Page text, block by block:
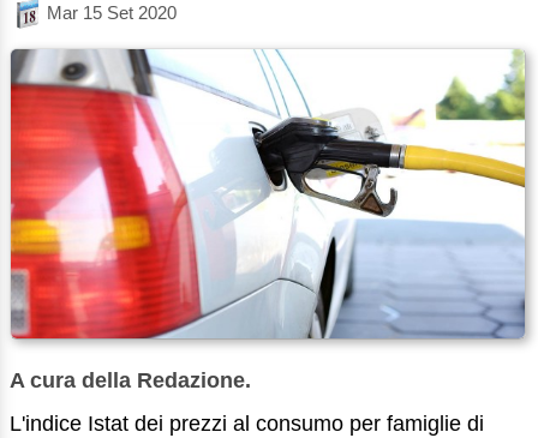
Mar 15 Set 2020
A cura della Redazione.
L'indice Istat dei prezzi al consumo per famiglie di